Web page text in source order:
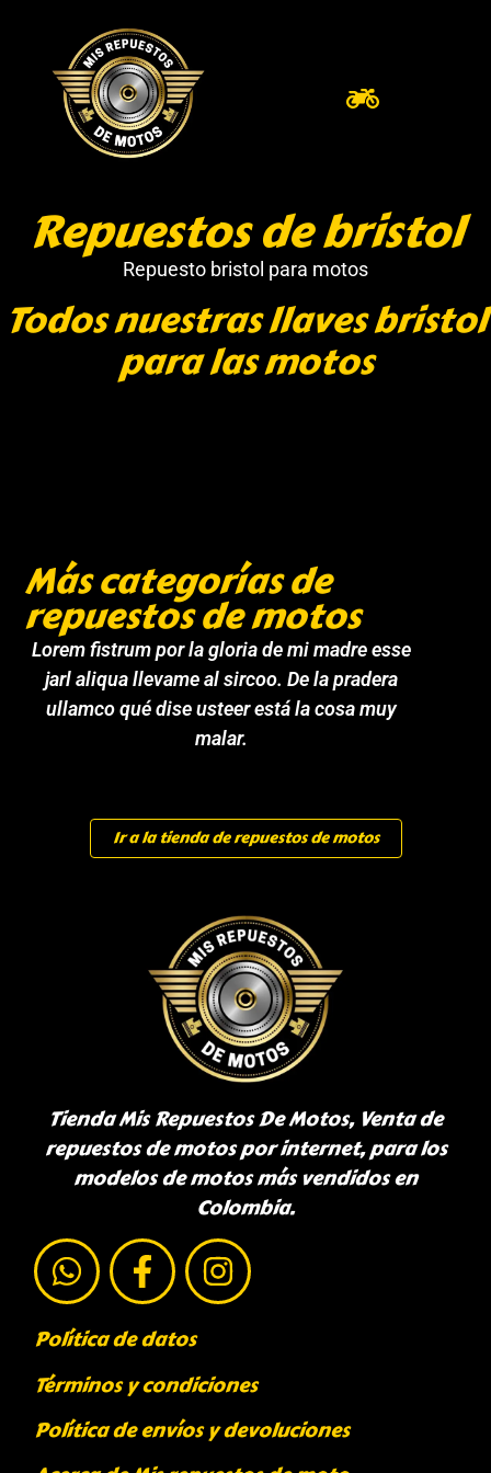
Repuestos de bristol
Repuesto bristol para motos
Todos nuestras llaves bristol
para las motos
Más categorías de
repuestos de motos
Lorem fistrum por la gloria de mi madre esse
jarl aliqua llevame al sircoo. De la pradera
ullamco qué dise usteer está la cosa muy
malar.
Ir a la tienda de repuestos de motos
Tienda Mis Repuestos De Motos, Venta de
repuestos de motos por internet, para los
modelos de motos más vendidos en
Colombia.
Política de datos
Términos y condiciones
Política de envíos y devoluciones